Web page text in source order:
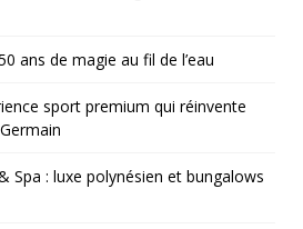
ans de magie au fil de l’eau
sport premium qui réinvente
Spa : luxe polynésien et bungalows